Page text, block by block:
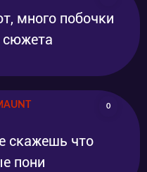
много побочки
сюжета
0
скажешь что
пони